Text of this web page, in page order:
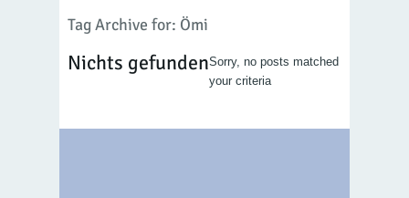
Tag Archive for: Ömi
Nichts gefundenSorry, no posts matched
your criteria